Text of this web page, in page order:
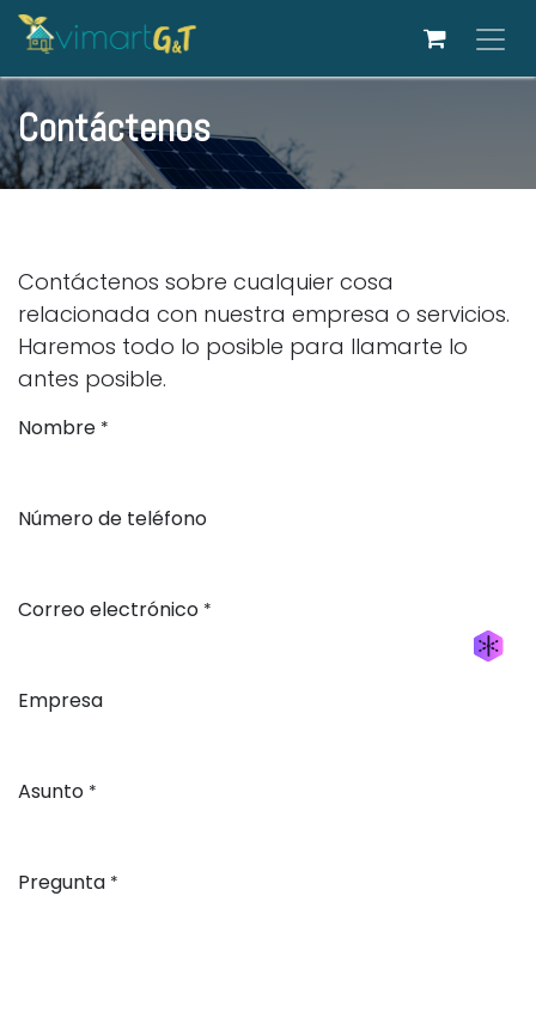
Ir al contenido
Contáctenos
Contáctenos sobre cualquier cosa
relacionada con nuestra empresa o servicios.
Haremos todo lo posible para llamarte lo
antes posible.
Nombre *
Número de teléfono
Correo electrónico *
Empresa
Asunto *
Pregunta *